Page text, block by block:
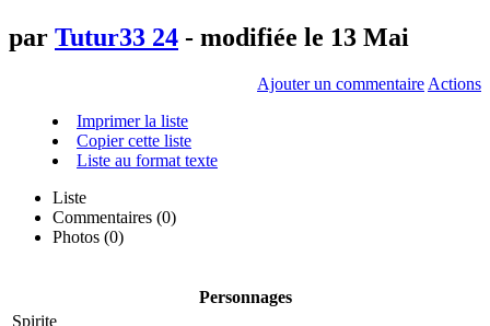
par Tutur33 24 - modifiée le 13 Mai
Ajouter un commentaire Actions
Imprimer la liste
Copier cette liste
Liste au format texte
Liste
Commentaires (0)
Photos (0)
Personnages
Spirite